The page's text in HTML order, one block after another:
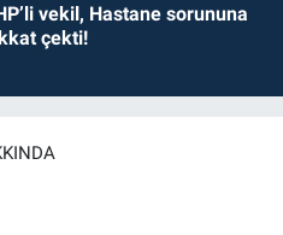
vekil, Hastane sorununa
çekti!